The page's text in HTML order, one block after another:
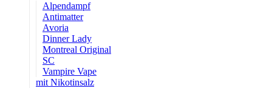
Alpendampf
Antimatter
Avoria
Dinner Lady
Montreal Original
SC
Vampire Vape
mit Nikotinsalz